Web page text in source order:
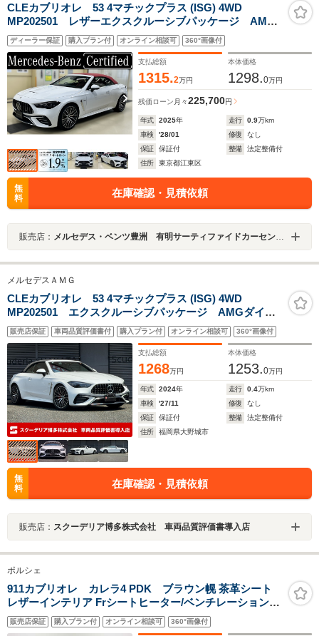
CLEカブリオレ 53 4マチックプラス (ISG) 4WD
MP202501 レザーエクスクルーシブパッケージ AMG
ダイナミックプラスパッケージ オパリスホワイト ナ
ッパレザー:パワーレッド/ブラック レッドソフトトッ
プ 20インチAMGアルミホイール AMGレッドブレー
キキャリパー
ディーラー保証 購入プラン付 オンライン相談可 360°画像付
支払総額
1315.2万円
本体価格
1298.0万円
残価ローン 月々225,700円
年式 2025年 走行 0.9万km
車検
'28/01 修復
なし
保証
保証付 整備
法定整備付
住所
東京都江東区
無
料
在庫確認・見積依頼
販売店： メルセデス・ベンツ豊洲 有明サーティファイドカーセンター
メルセデスＡＭＧ
CLEカブリオレ 53 4マチックプラス (ISG) 4WD
MP202501 エクスクルーシブパッケージ AMGダイナ
ミックパッケージ カーボンエクステリア 純正ドライ
ブレコーダー 禁煙車
販売店保証 車両品質評価書付 購入プラン付 オンライン相談可 360°画像付
支払総額
1268万円
本体価格
1253.0万円
年式 2024年 走行 0.4万km
車検
'27/11 修復
なし
保証
保証付 整備
法定整備付
住所
福岡県大野城市
無
料
在庫確認・見積依頼
販売店： スクーデリア博多株式会社 車両品質評価書導入店
ポルシェ
911カブリオレ カレラ4 PDK ブラウン幌 茶革シート
レザーインテリア Frシートヒーター/ベンチレーションシ
ート Clarion製ナビ 地デジTV Bカメラ BOSEサウンド ヘ
ッドレストクレスト カレラクラシック20AW バイキセノ
販売店保証 購入プラン付 オンライン相談可 360°画像付